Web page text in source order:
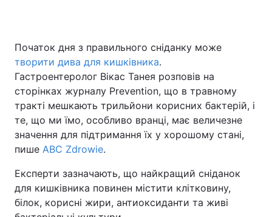
Початок дня з правильного сніданку може
творити дива для кишківника.
Гастроентеролог Вікас Танея розповів на
сторінках журналу Prevention, що в травному
тракті мешкають трильйони корисних бактерій, і
те, що ми їмо, особливо вранці, має величезне
значення для підтримання їх у хорошому стані,
пише ABC Zdrowie.
Експерти зазначають, що найкращий сніданок
для кишківника повинен містити клітковину,
білок, корисні жири, антиоксиданти та живі